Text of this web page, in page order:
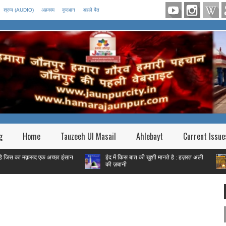
श्रव्य (AUDIO) अहकाम कुरआन अहले बैत
Home Tauzeeh Ul Masail Ahlebayt Current
एक अच्छा इंसान
ईद में किस बात की ख़ुशी मानते है : हज़रत अली
की ज़बानी
फितरे
गरीब हैं